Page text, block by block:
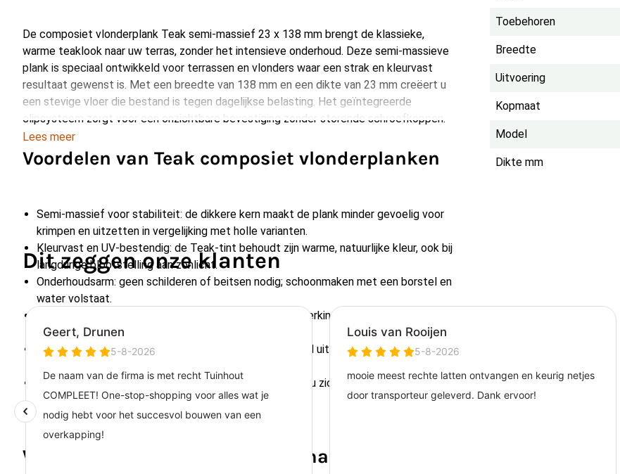
De composiet vlonderplank Teak semi-massief 23 x 138 mm brengt de klassieke,
warme teaklook naar uw terras, zonder het intensieve onderhoud. Deze semi-massieve
plank is speciaal ontwikkeld voor terrassen en vlonders waar een strak en kleurvast
resultaat gewenst is. Met een breedte van 138 mm en een dikte van 23 mm creëert u
een stevige vloer die bestand is tegen dagelijkse belasting. Het geïntegreerde
clipsysteem zorgt voor een onzichtbare bevestiging zonder storende schroefkoppen.
Voordelen van Teak composiet vlonderplanken
Semi-massief voor stabiliteit: de dikkere kern maakt de plank minder gevoelig voor
krimpen en uitzetten in vergelijking met holle varianten.
Kleurvast en UV-bestendig: de Teak-tint behoudt zijn warme, natuurlijke kleur, ook bij
langdurige blootstelling aan zonlicht.
Onderhoudsarm: geen schilderen of beitsen nodig; schoonmaken met een borstel en
water volstaat.
Twee bruikbare zijdes: kies zelf tussen een gladde afwerking of een zijde met fijne
houtnerf.
Duurzame keuze: voor het overgrote deel geproduceerd uit gerecycled materiaal en
Deze vlonderplank levert u jarenlang plezier zonder dat u zich zorgen hoeft te maken
over intensief onderhoud.
Waarom kiezen voor een semi-massieve
Lees meer
Toebehoren
Breedte
Uitvoering
Kopmaat
Model
Dikte mm
Dit zeggen onze klanten